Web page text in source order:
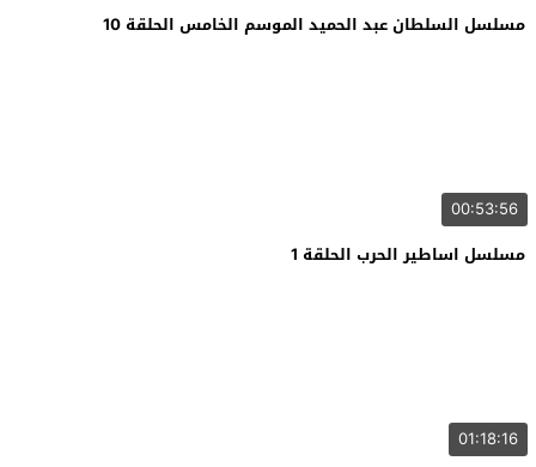
مسلسل السلطان عبد الحميد الموسم الخامس الحلقة 10
00:53:56
مسلسل اساطير الحرب الحلقة 1
01:18:16